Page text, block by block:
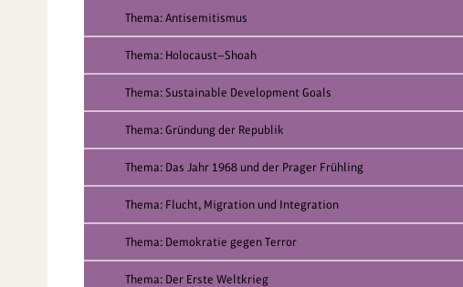
Thema: Antisemitismus
Thema: Holocaust—Shoah
Thema: Sustainable Development Goals
Thema: Gründung der Republik
Thema: Das Jahr 1968 und der Prager Frühling
Thema: Flucht, Migration und Integration
Thema: Demokratie gegen Terror
Thema: Der Erste Weltkrieg